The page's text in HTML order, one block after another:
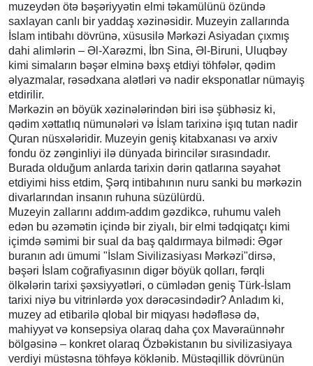
muzeydən ötə bəşəriyyətin elmi təkamülünü özündə
saxlayan canlı bir yaddaş xəzinəsidir. Muzeyin zallarında
İslam intibahı dövrünə, xüsusilə Mərkəzi Asiyadan çıxmış
dahi alimlərin – Əl-Xarəzmi, İbn Sina, Əl-Biruni, Uluqbəy
kimi simaların bəşər elminə bəxş etdiyi töhfələr, qədim
əlyazmalar, rəsədxana alətləri və nadir eksponatlar nümayiş
etdirilir.
Mərkəzin ən böyük xəzinələrindən biri isə şübhəsiz ki,
qədim xəttatlıq nümunələri və İslam tarixinə işıq tutan nadir
Quran nüsxələridir. Muzeyin geniş kitabxanası və arxiv
fondu öz zənginliyi ilə dünyada birincilər sırasındadır.
Burada olduğum anlarda tarixin dərin qatlarına səyahət
etdiyimi hiss etdim, Şərq intibahının nuru sanki bu mərkəzin
divarlarından insanın ruhuna süzülürdü.
Muzeyin zallarını addım-addım gəzdikcə, ruhumu valeh
edən bu əzəmətin içində bir ziyalı, bir elmi tədqiqatçı kimi
içimdə səmimi bir sual da baş qaldırmaya bilmədi: Əgər
buranın adı ümumi "İslam Sivilizasiyası Mərkəzi"dirsə,
bəşəri İslam coğrafiyasının digər böyük qolları, fərqli
ölkələrin tarixi şəxsiyyətləri, o cümlədən geniş Türk-İslam
tarixi niyə bu vitrinlərdə yox dərəcəsindədir? Anladım ki,
muzey ad etibarilə qlobal bir miqyası hədəfləsə də,
mahiyyət və konsepsiya olaraq daha çox Mavəraünnəhr
bölgəsinə – konkret olaraq Özbəkistanın bu sivilizasiyaya
verdiyi müstəsna töhfəyə köklənib. Müstəqillik dövrünün